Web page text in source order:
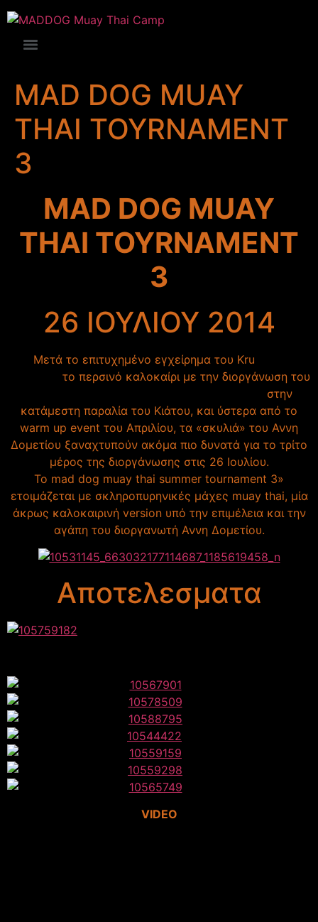
MAD DOG MUAY
THAI TOYRNAMENT
3
MAD DOG MUAY
THAI TOYRNAMENT
3
26 ΙΟΥΛΙΟΥ 2014
Mετά το επιτυχημένο εγχείρημα του Kru
το περσινό καλοκαίρι με την διοργάνωση του
στην
κατάμεστη παραλία του Κιάτου, και ύστερα από το
warm up event του Απριλίου, τα «σκυλιά» του Αννη
Δομετίου ξαναχτυπούν ακόμα πιο δυνατά για το τρίτο
μέρος της διοργάνωσης στις 26 Ιουλίου.
Το mad dog muay thai summer tournament 3»
ετοιμάζεται με σκληροπυρηνικές μάχες muay thai, μία
άκρως καλοκαιρινή version υπό την επιμέλεια και την
αγάπη του διοργανωτή Αννη Δομετίου.
Αποτελεσματα
VIDEO